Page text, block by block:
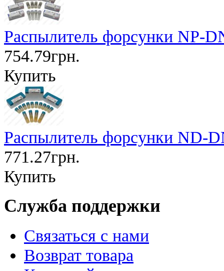
Распылитель форсунки NP-
754.79грн.
Купить
Распылитель форсунки ND-
771.27грн.
Купить
Служба поддержки
Связаться с нами
Возврат товара